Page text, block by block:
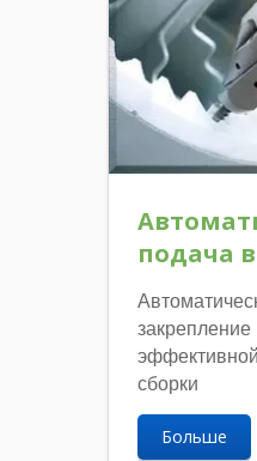
подача
закрепление
сборки
Больше